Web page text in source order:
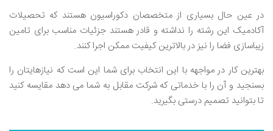
در عین حال بسیاری از متخصصان دکوراسیون هستند که تحصیلات
آکادمیک این رشته را نداشته و قادر هستند جزئیات مناسب برای تامین
زیباسازی فضا را نیز در بالاترین کیفیت ممکن اجرا کنند.
بهترین کار در مواجهه با این انتخاب برای شما این است که نیازهایتان را
بسنجید و آن را با خدماتی که شرکت مقابل به شما می دهد مقایسه کنید
تا بتوانید تصمیم درستی بگیرید.